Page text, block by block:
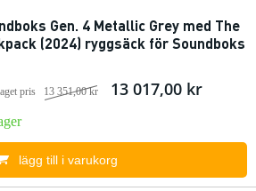
Gen. 4 Metallic Grey med The
(2024) ryggsäck för Soundboks
pris 13 351,00 kr 13 017,00 kr
lägg till i varukorg